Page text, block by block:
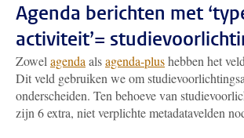
Agenda berichten met
activiteit’=
Zowel agenda alsagenda-plushebben het
Dit veld gebruiken we om
onderscheiden. Ten behoeve van
zijn 6 extra, niet verplichte metadatavelden